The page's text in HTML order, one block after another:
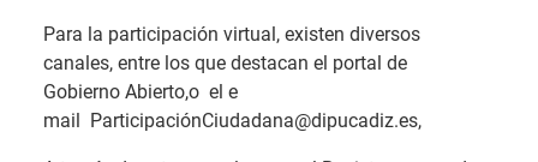
Para la participación virtual, existen diversos
canales, entre los que destacan el portal de
Gobierno Abierto,o el e
mail ParticipaciónCiudadana@dipucadiz.es,